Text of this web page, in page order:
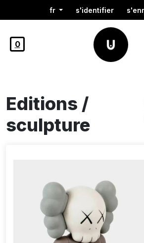
fr s'identifier
0
Editions /
sculpture